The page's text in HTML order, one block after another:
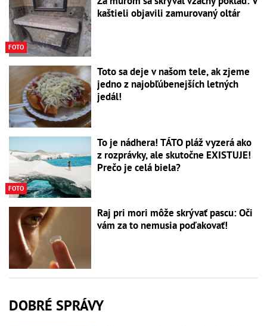
FOTO
kaštieli objavili zamurovaný oltár
Toto sa deje v našom tele, ak zjeme
jedno z najobľúbenejších letných
jedál!
FOTO
To je nádhera! TÁTO pláž vyzerá ako
z rozprávky, ale skutočne EXISTUJE!
Prečo je celá biela?
Raj pri mori môže skrývať pascu: Oči
vám za to nemusia poďakovať!
DOBRÉ SPRÁVY